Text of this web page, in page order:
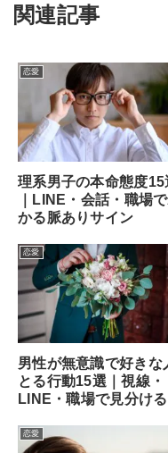
関連記事
恋愛
理系男子の本命態度15
｜LINE・会話・職場
かる脈ありサイン
恋愛
男性が無意識で好きな
とる行動15選｜視線・
LINE・職場で見分け
恋愛